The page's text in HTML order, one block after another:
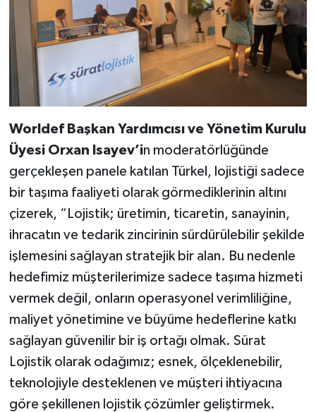
Worldef Başkan Yardımcısı ve Yönetim Kurulu
Üyesi Orxan Isayev’in moderatörlüğünde
gerçekleşen panele katılan Türkel, lojistiği sadece
bir taşıma faaliyeti olarak görmediklerinin altını
çizerek, “Lojistik; üretimin, ticaretin, sanayinin,
ihracatın ve tedarik zincirinin sürdürülebilir şekilde
işlemesini sağlayan stratejik bir alan. Bu nedenle
hedefimiz müşterilerimize sadece taşıma hizmeti
vermek değil, onların operasyonel verimliliğine,
maliyet yönetimine ve büyüme hedeflerine katkı
sağlayan güvenilir bir iş ortağı olmak. Sürat
Lojistik olarak odağımız; esnek, ölçeklenebilir,
teknolojiyle desteklenen ve müşteri ihtiyacına
göre şekillenen lojistik çözümler geliştirmek.